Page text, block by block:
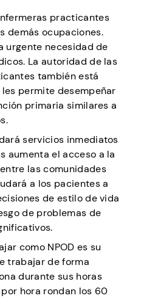
practicantes
demás ocupaciones.
urgente necesidad de
La autoridad de las
también está
permite desempeñar
primaria similares a
servicios inmediatos
aumenta el acceso a la
las comunidades
a los pacientes a
de estilo de vida
de problemas de
como NPOD es su
trabajar de forma
durante sus horas
hora rondan los 60